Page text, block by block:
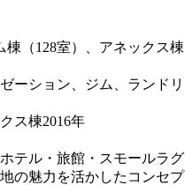
（128室）、アネックス棟
ーション、ジム、ランド
ス棟2016年
テル・旅館・スモール
の魅力を活かしたコンセ